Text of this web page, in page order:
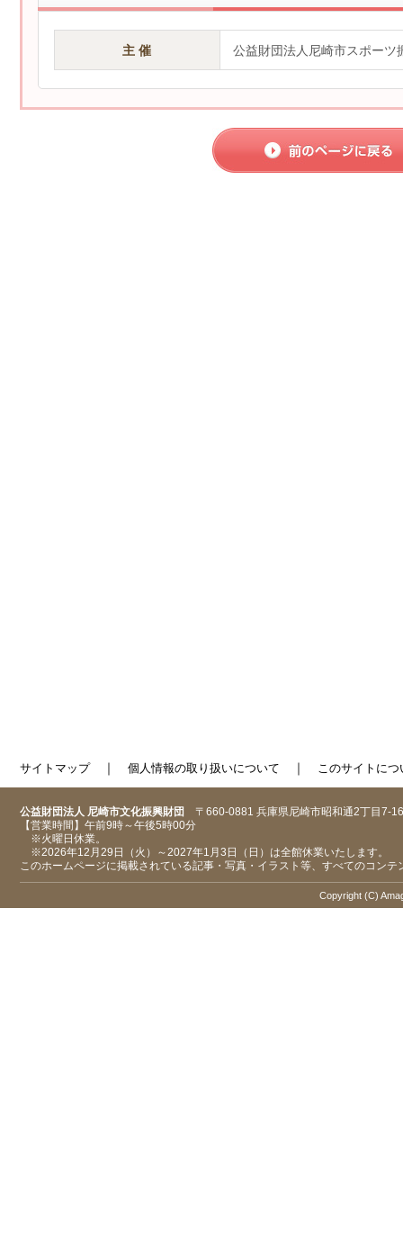
主 催 公益財団法人尼崎市スポーツ
サイトマップ｜ 個人情報の取り扱いについて ｜ このサイトにつ
公益財団法人 尼崎市文化振興財団 〒660-0881 兵庫県尼崎市昭和通2丁目7-16
【営業時間】午前9時～午後5時00分
※火曜日休業。
※2026年12月29日（火）～2027年1月3日（日）は全館休業いたします。
このホームページに掲載されている記事・写真・イラスト等、すべてのコン
Copyright (C)